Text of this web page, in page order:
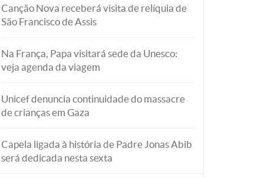
Canção Nova receberá visita de relíquia de
São Francisco de Assis
Na França, Papa visitará sede da Unesco:
veja agenda da viagem
Unicef denuncia continuidade do massacre
de crianças em Gaza
Capela ligada à história de Padre Jonas Abib
será dedicada nesta sexta